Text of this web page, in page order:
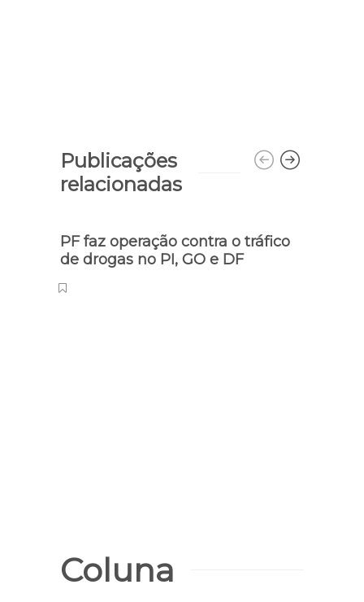
Publicações
relacionadas
PF faz operação contra o tráfico
de drogas no PI, GO e DF
Coluna